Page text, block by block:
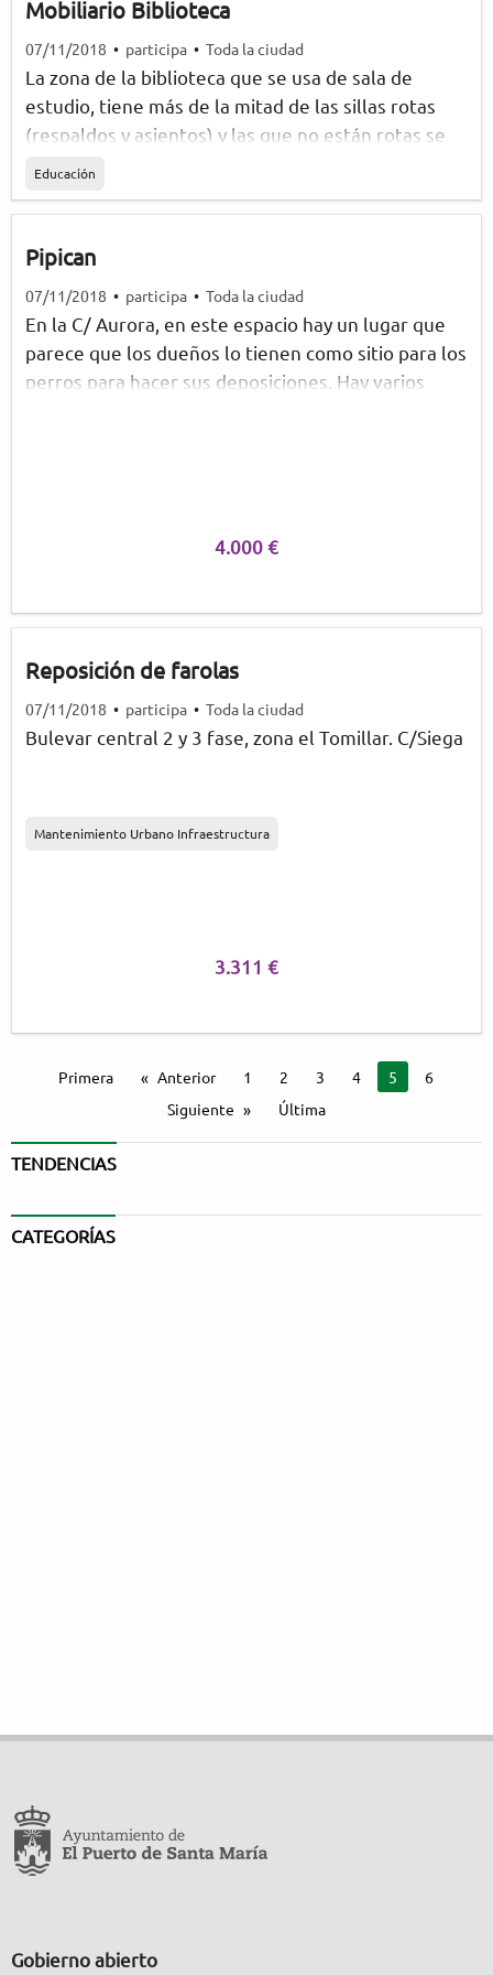
Mobiliario Biblioteca
07/11/2018 • participa • Toda la ciudad
La zona de la biblioteca que se usa de sala de
estudio, tiene más de la mitad de las sillas rotas
(respaldos y asientos) y las que no están rotas se
Educación
Pipican
07/11/2018 • participa • Toda la ciudad
En la C/ Aurora, en este espacio hay un lugar que
parece que los dueños lo tienen como sitio para los
perros para hacer sus deposiciones. Hay varios
pipican, donde puedan hacer sus cosas sin
acercaríamos a ser una ciudad amable, amiga de los
quepamos todos y todas, incluidos los animales.
4.000 €
Reposición de farolas
07/11/2018 • participa • Toda la ciudad
Bulevar central 2 y 3 fase, zona el Tomillar. C/Siega
Mantenimiento Urbano Infraestructura
3.311 €
Primera Anterior 1 2 3 4 Estás en la
5
6
Siguiente
Última
TENDENCIAS
CATEGORÍAS
Gobierno abierto